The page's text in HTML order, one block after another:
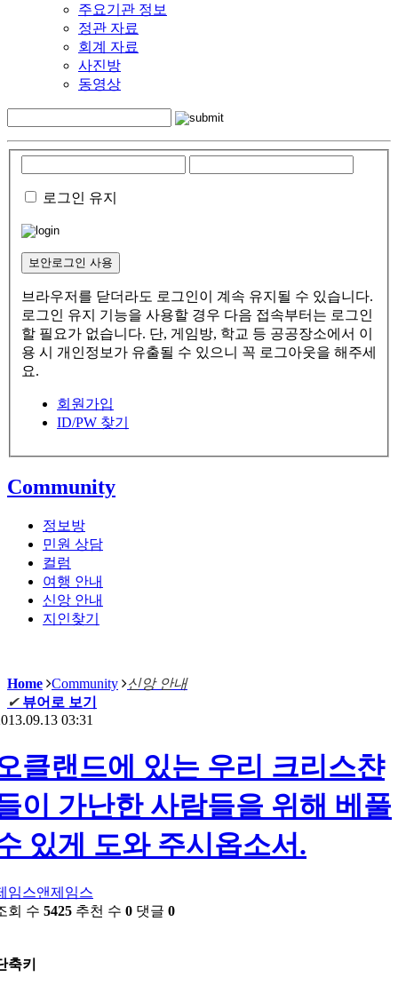
주요기관 정보
정관 자료
회계 자료
사진방
동영상
로그인 유지
보안로그인 사용
브라우저를 닫더라도 로그인이 계속 유지될 수 있습니다.
로그인 유지 기능을 사용할 경우 다음 접속부터는 로그인
할 필요가 없습니다. 단, 게임방, 학교 등 공공장소에서 이
용 시 개인정보가 유출될 수 있으니 꼭 로그아웃을 해주세
요.
회원가입
ID/PW 찾기
Community
정보방
민원 상담
컬럼
여행 안내
신앙 안내
지인찾기
Home Community
신앙 안내
✔ 뷰어로 보기
03:31
클랜드에 있는 우리 크리스챤
이 가난한 사람들을 위해 베풀
있게 도와 주시옵소서.
임스앤제임스
회 수 5425 추천 수 0 댓글 0
축키